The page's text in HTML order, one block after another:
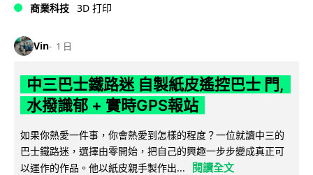
商業科技 3D 打印
Vin 1 日
中三巴士鐵路迷 自製紙皮遙控巴士 門,
水撥識郁 + 實時GPS報站
如果你熱愛一件事，你會熱愛到怎樣的程度？一位就讀中三的
巴士鐵路迷，選擇由零開始，把自己的興趣一步步變成真正可
以運作的作品。他以紙皮親手製作出...
閱讀全文